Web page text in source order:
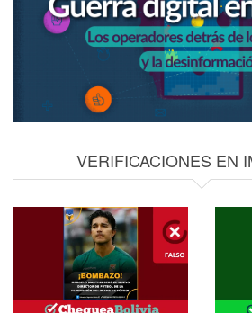
VERIFICACIONES EN